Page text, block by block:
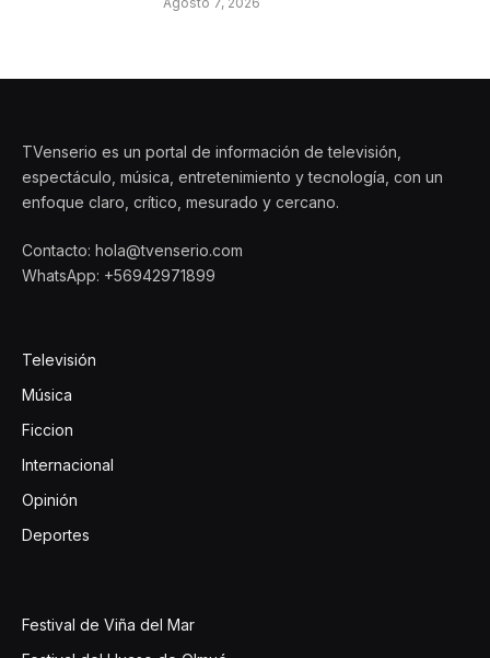
TVenserio es un portal de información de televisión,
espectáculo, música, entretenimiento y tecnología, con un
enfoque claro, crítico, mesurado y cercano.
Contacto: hola@tvenserio.com
WhatsApp: +56942971899
Televisión
Música
Ficcion
Internacional
Opinión
Deportes
Festival de Viña del Mar